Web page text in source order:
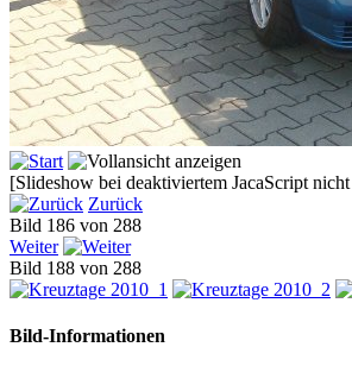
[Slideshow bei deaktiviertem JacaScript
Zurück
Bild 186 von 288
Weiter
Bild 188 von 288
Bild-Informationen